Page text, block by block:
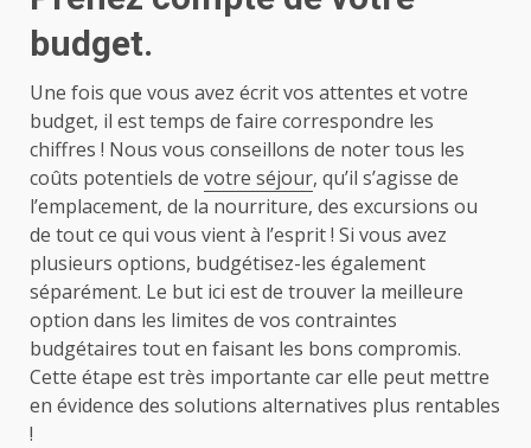
budget.
Une fois que vous avez écrit vos attentes et votre
budget, il est temps de faire correspondre les
chiffres ! Nous vous conseillons de noter tous les
coûts potentiels de votre séjour, qu’il s’agisse de
l’emplacement, de la nourriture, des excursions ou
de tout ce qui vous vient à l’esprit ! Si vous avez
plusieurs options, budgétisez-les également
séparément. Le but ici est de trouver la meilleure
option dans les limites de vos contraintes
budgétaires tout en faisant les bons compromis.
Cette étape est très importante car elle peut mettre
en évidence des solutions alternatives plus rentables
!